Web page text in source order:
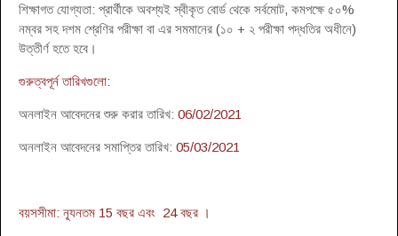
শিক্ষাগত যোগ্যতা: প্রার্থীকে অবশ্যই স্বীকৃত বোর্ড থেকে সর্বমোট, কমপক্ষে ৫০%
নম্বর সহ দশম শ্রেণির পরীক্ষা বা এর সমমানের (১০ + ২ পরীক্ষা পদ্ধতির অধীনে)
উত্তীর্ণ হতে হবে।
গুরুত্বপূর্ন তারিখগুলো:
অনলাইন আবেদনের শুরু করার তারিখ: 06/02/2021
অনলাইন আবেদনের সমাপ্তির তারিখ: 05/03/2021
বয়সসীমা: ন্যূনতম 15 বছর এবং 24 বছর ।